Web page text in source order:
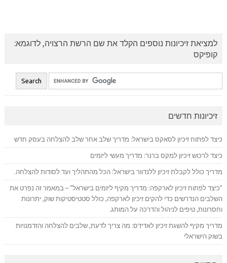
למציאת זיכיונות נוספים הקלד את שם הרשת הרצויה, לדוגמא:
קופיקס
זיכיונות חדשים
כיצד לפתוח זיכיון לסאקס בישראל: מדריך שלב אחר שלב להצלחה בעסק חדש
כיצד לרכוש זיכיון למקס ברנר: מדריך מעשי ליזמים
מדריך כולל לקבלת זיכיון ללנדוור בישראל: הכל מהתהליך ועד לסודות להצלחה.
"כיצד לפתוח זיכיון לארקפה: מדריך מקיף ליזמים בישראל" – במאמר זה נפרט את
השלבים הנדרשים כדי להקים זיכיון לארקפה, כולל סטטיסטיקות שוק, יתרונות
וחסרונות, טיפים לניהול והדרכה על המותג.
מדריך מקיף להשגת זיכיון לאדידס: מה צריך לדעת, שלבים להצלחה והזדמנויות
בשוק הישראלי